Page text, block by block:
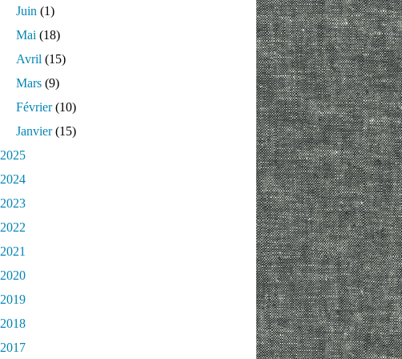
Juin (1)
Mai (18)
Avril (15)
Mars (9)
Février(10)
Janvier(15)
2025
2024
2023
2022
2021
2020
2019
2018
2017